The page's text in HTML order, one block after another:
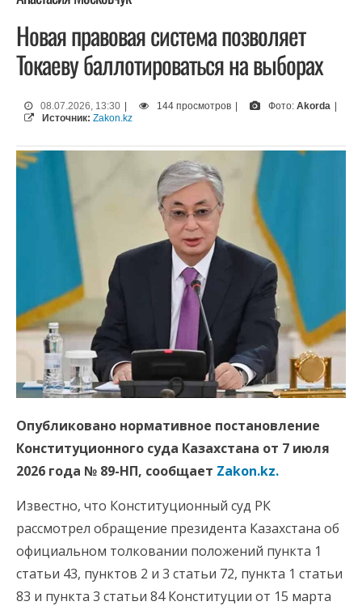
Новая правовая система позволяет
Токаеву баллотироваться на выборах
08.07.2026, 13:30 144 просмотров Фото: Akorda
Источник: Zakon.kz
Опубликовано нормативное постановление
Конституционного суда Казахстана от 7 июля
2026 года № 89-НП, сообщает Zakon.kz.
Известно, что Конституционный суд РК
рассмотрел обращение президента Казахстана об
официальном толковании положений пункта 1
статьи 43, пунктов 2 и 3 статьи 72, пункта 1 статьи
83 и пункта 3 статьи 84 Конституции от 15 марта